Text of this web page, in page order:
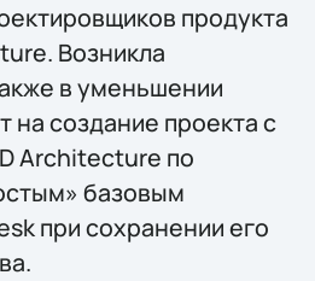
продукта
Возникла
в уменьшении
на создание проекта с
Architecture по
базовым
при сохранении его